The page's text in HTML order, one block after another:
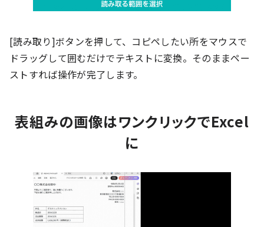
[読み取り]ボタンを押して、コピペしたい所をマウスで
ドラッグして囲むだけでテキストに変換。そのままペー
ストすれば操作が完了します。
表組みの画像はワンクリックでExcel
に